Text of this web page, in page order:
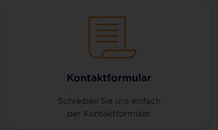
Kontaktformular
Schreiben Sie uns einfach
per Kontaktformular.